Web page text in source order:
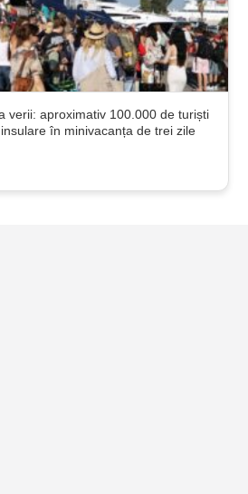
verii: aproximativ 100.000 de turiști
în minivacanța de trei zile